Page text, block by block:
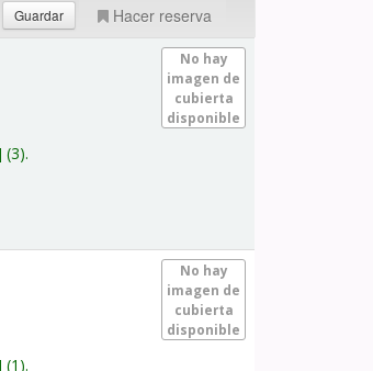
Hacer reserva
No hay
imagen de
cubierta
disponible
(3).
No hay
imagen de
cubierta
disponible
(1).